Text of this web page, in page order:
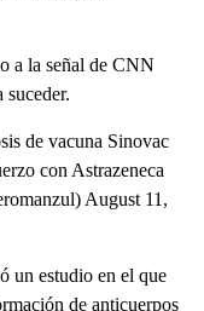
a la señal de CNN
suceder.
de vacuna Sinovac
con Astrazeneca
August 11,
un estudio en el que
de anticuerpos